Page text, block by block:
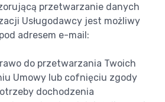
przetwarzanie danych
Usługodawcy jest możliwy
adresem e-mail:
do przetwarzania Twoich
Umowy lub cofnięciu zgody
dochodzenia